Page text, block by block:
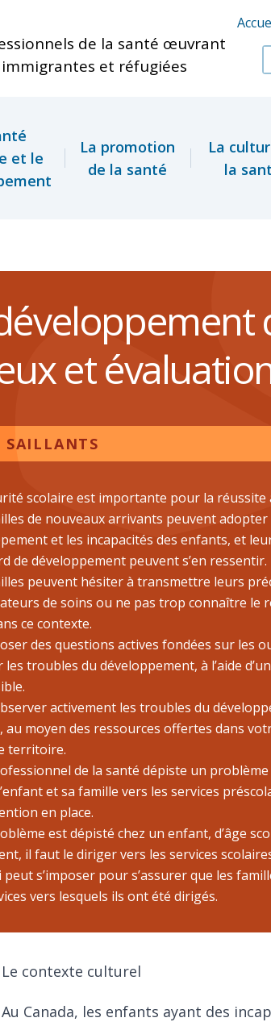
de la santé œuvrant
et réfugiées
et le
La promotion
de la santé
La
la
et
SAILLANTS
scolaire est importante pour la réussite
de nouveaux arrivants peuvent
et les incapacités des enfants, et
de développement peuvent s’en ressentir.
peuvent hésiter à transmettre leurs
de soins ou ne pas trop connaître le
ce contexte.
des questions actives fondées sur les
les troubles du développement, à l’aide
activement les troubles du
au moyen des ressources offertes dans
territoire.
de la santé dépiste un
et sa famille vers les services
en place.
est dépisté chez un enfant, d’âge
il faut le diriger vers les services
peut s’imposer pour s’assurer que les
vers lesquels ils ont été dirigés.
Le contexte culturel
Au Canada, les enfants ayant des